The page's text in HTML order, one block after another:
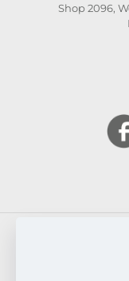
Shop 2096,